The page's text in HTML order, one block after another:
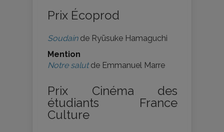
Prix Écoprod
Soudainde Ryūsuke Hamaguchi
Mention
Notre salutde Emmanuel Marre
Prix Cinéma des
étudiants France
Culture